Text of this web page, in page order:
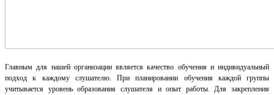
Главным для нашей организации является качество обучения и индивидуальный
подход к каждому слушателю. При планировании обучения каждой группы
учитывается уровень образования слушателя и опыт работы. Для закрепления